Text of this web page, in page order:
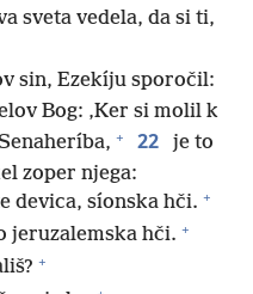
sveta vedela, da si ti,
sin, Ezekíju sporočil:
Bog: ‚Ker si molil k
+ 22
je to
zoper njega:
devica, síonska hči. +
jeruzalemska hči. +
+